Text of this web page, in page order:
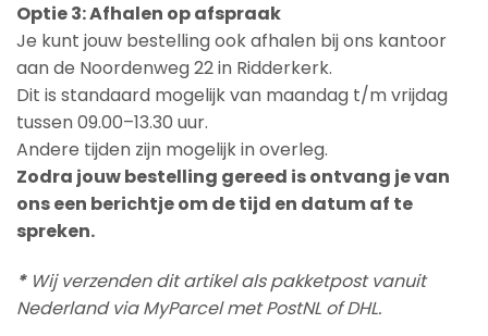
Optie 3: Afhalen op afspraak
Je kunt jouw bestelling ook afhalen bij ons kantoor
aan de Noordenweg 22 in Ridderkerk.
Dit is standaard mogelijk van maandag t/m vrijdag
tussen 09.00–13.30 uur.
Andere tijden zijn mogelijk in overleg.
Zodra jouw bestelling gereed is ontvang je van
ons een berichtje om de tijd en datum af te
spreken.
*Wij verzenden dit artikel als pakketpost vanuit
Nederland via MyParcel met PostNL of DHL.